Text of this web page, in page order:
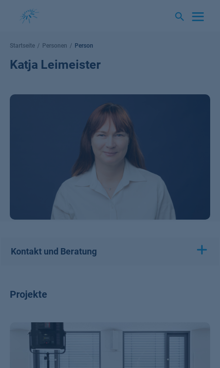
Startseite Personen Person
Katja Leimeister
Kontakt und Beratung
Projekte